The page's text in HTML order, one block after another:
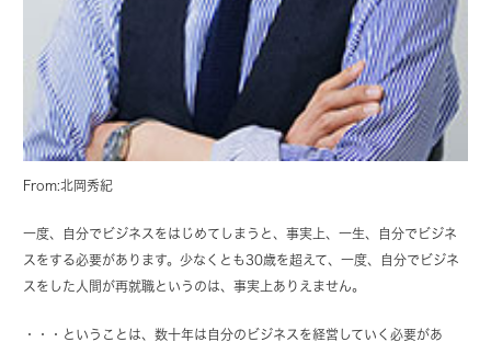
From:北岡秀紀
一度、自分でビジネスをはじめてしまうと、事実上、一生、自分でビジネ
スをする必要があります。少なくとも30歳を超えて、一度、自分でビジネ
スをした人間が再就職というのは、事実上ありえません。
・・・ということは、数十年は自分のビジネスを経営していく必要があ